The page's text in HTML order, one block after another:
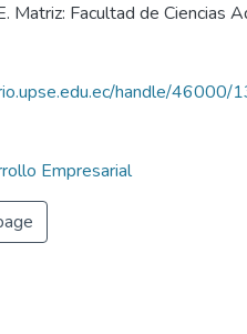
Matriz: Facultad de Ciencias
handle/46000/
Empresarial